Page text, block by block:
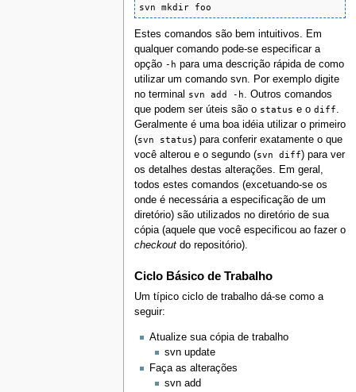
svn mkdir foo
Estes comandos são bem intuitivos. Em
qualquer comando pode-se especificar a
opção -h para uma descrição rápida de como
utilizar um comando svn. Por exemplo digite
no terminal svn add -h. Outros comandos
que podem ser úteis são o status e o diff.
Geralmente é uma boa idéia utilizar o primeiro
(svn status) para conferir exatamente o que
você alterou e o segundo (svn diff) para ver
os detalhes destas alterações. Em geral,
todos estes comandos (excetuando-se os
onde é necessária a especificação de um
diretório) são utilizados no diretório de sua
cópia (aquele que você especificou ao fazer o
checkoutdo repositório).
Ciclo Básico de Trabalho
Um típico ciclo de trabalho dá-se como a
seguir:
Atualize sua cópia de trabalho
svn update
Faça as alterações
svn add